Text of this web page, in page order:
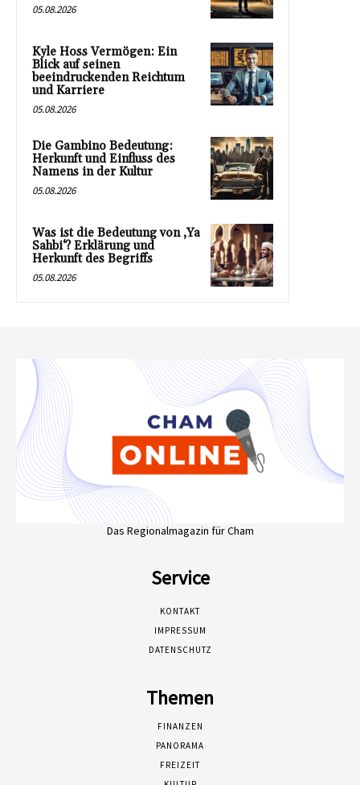
05.08.2026
Kyle Hoss Vermögen: Ein
Blick auf seinen
beeindruckenden Reichtum
und Karriere
05.08.2026
Die Gambino Bedeutung:
Herkunft und Einfluss des
Namens in der Kultur
05.08.2026
Was ist die Bedeutung von ‚Ya
Sahbi‘? Erklärung und
Herkunft des Begriffs
05.08.2026
Das Regionalmagazin für Cham
Service
KONTAKT
IMPRESSUM
DATENSCHUTZ
Themen
FINANZEN
PANORAMA
FREIZEIT